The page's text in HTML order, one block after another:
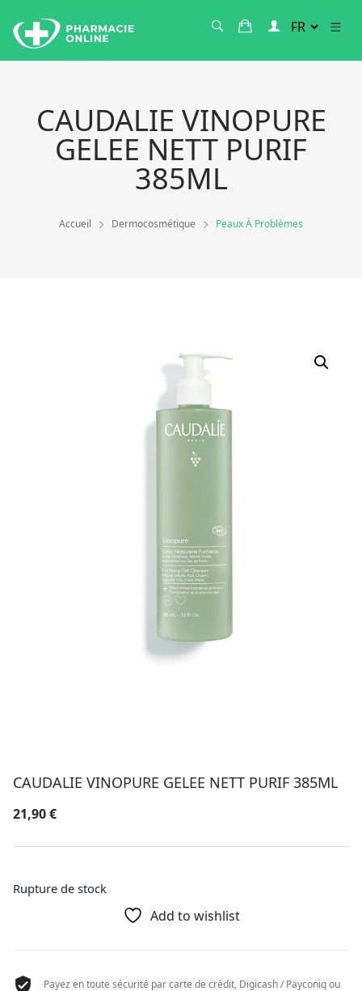
CAUDALIE VINOPURE
GELEE NETT PURIF
385ML
Accueil Dermocosmétique Peaux À Problèmes
CAUDALIE VINOPURE GELEE NETT PURIF 385ML
21,90€
Rupture de stock
Add to wishlist
Payez en toute sécurité par carte de crédit, Digicash / Payconiq ou